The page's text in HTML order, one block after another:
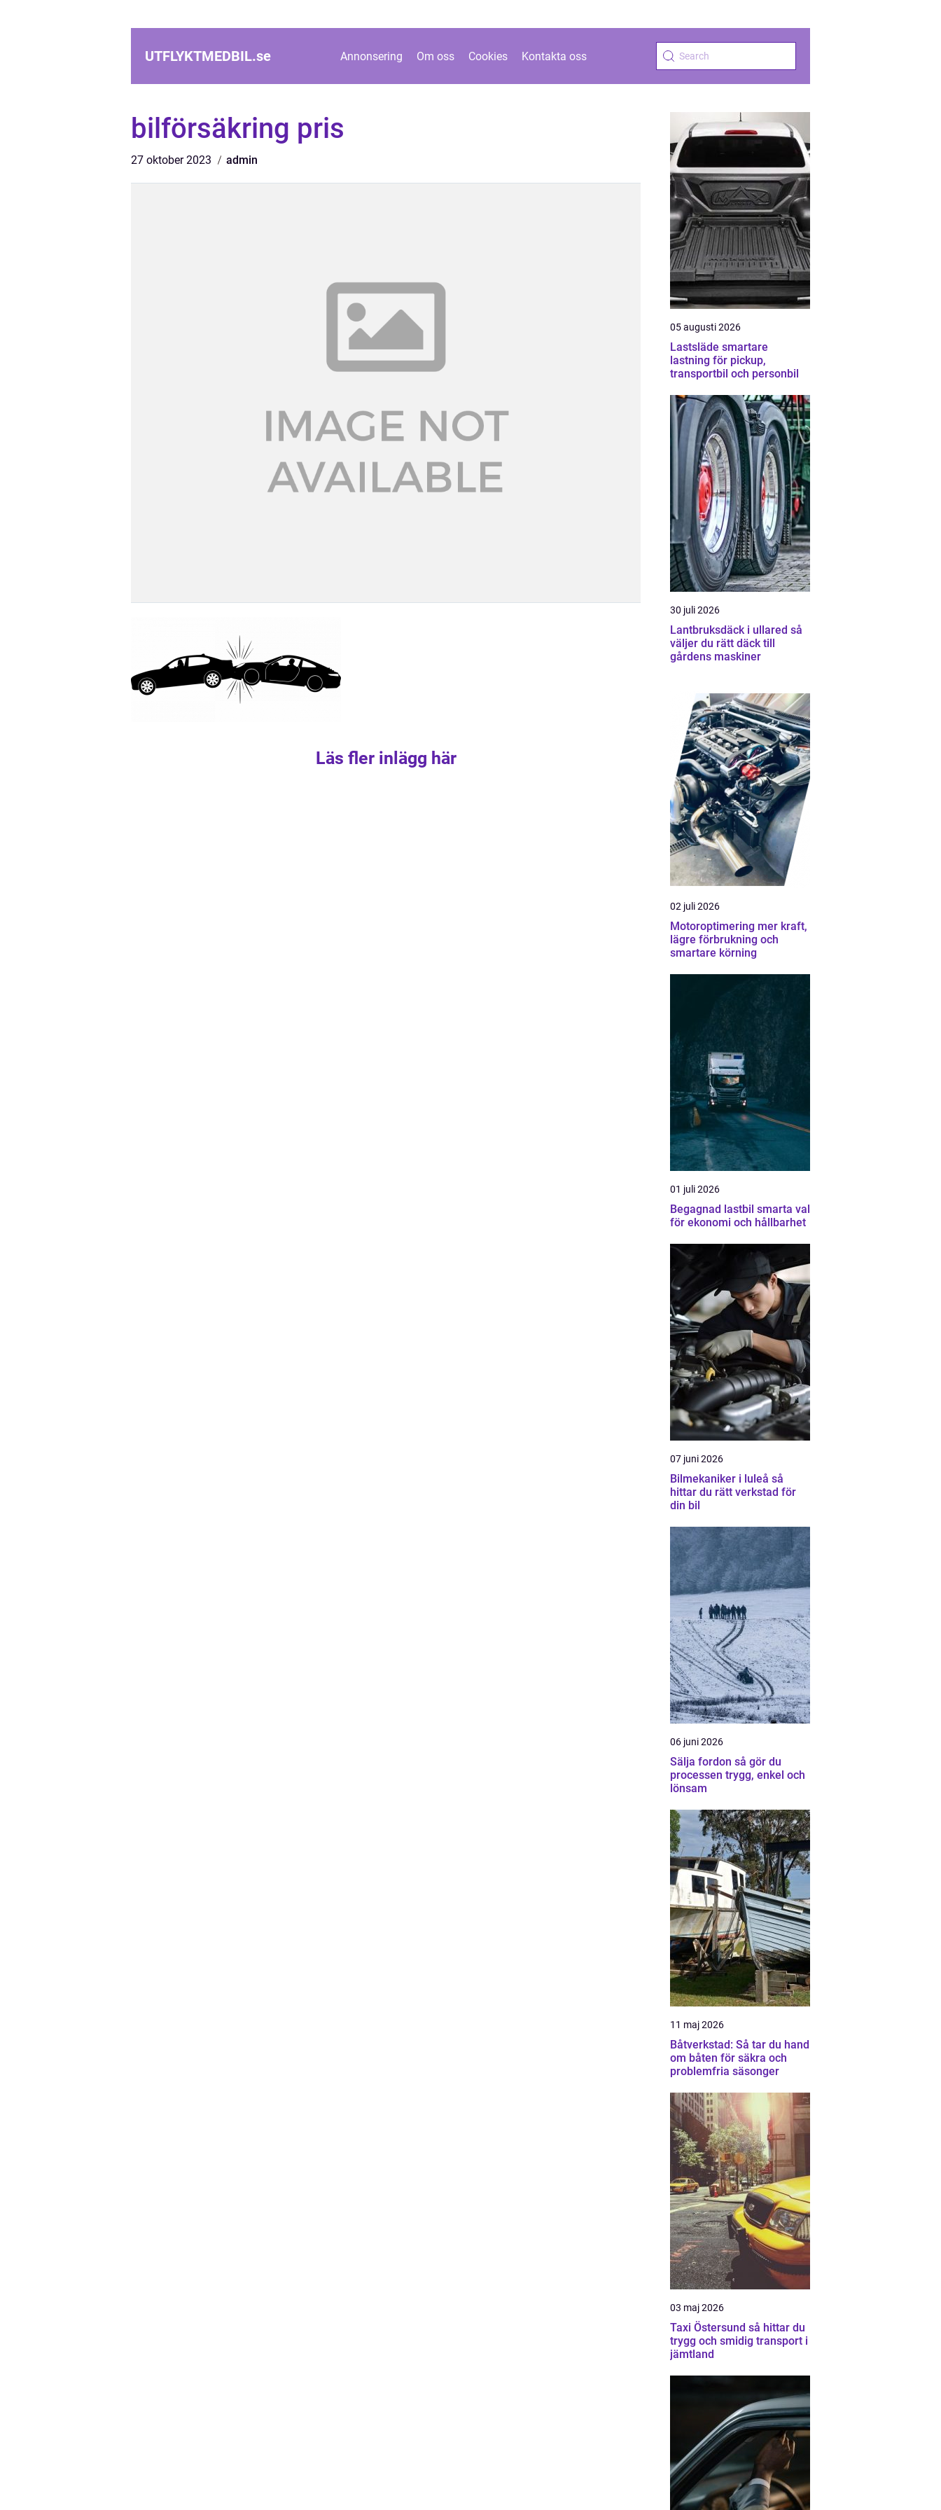
UTFLYKTMEDBIL.se Annonsering Om oss Cookies Kontakta oss
bilförsäkring pris
27 oktober 2023 admin
Läs fler inlägg här
05 augusti 2026
Lastsläde smartare
lastning för pickup,
transportbil och personbil
30 juli 2026
Lantbruksdäck i ullared så
väljer du rätt däck till
gårdens maskiner
02 juli 2026
Motoroptimering mer kraft,
lägre förbrukning och
smartare körning
01 juli 2026
Begagnad lastbil smarta val
för ekonomi och hållbarhet
07 juni 2026
Bilmekaniker i luleå så
hittar du rätt verkstad för
din bil
06 juni 2026
Sälja fordon så gör du
processen trygg, enkel och
lönsam
11 maj 2026
Båtverkstad: Så tar du hand
om båten för säkra och
problemfria säsonger
03 maj 2026
Taxi Östersund så hittar du
trygg och smidig transport i
jämtland